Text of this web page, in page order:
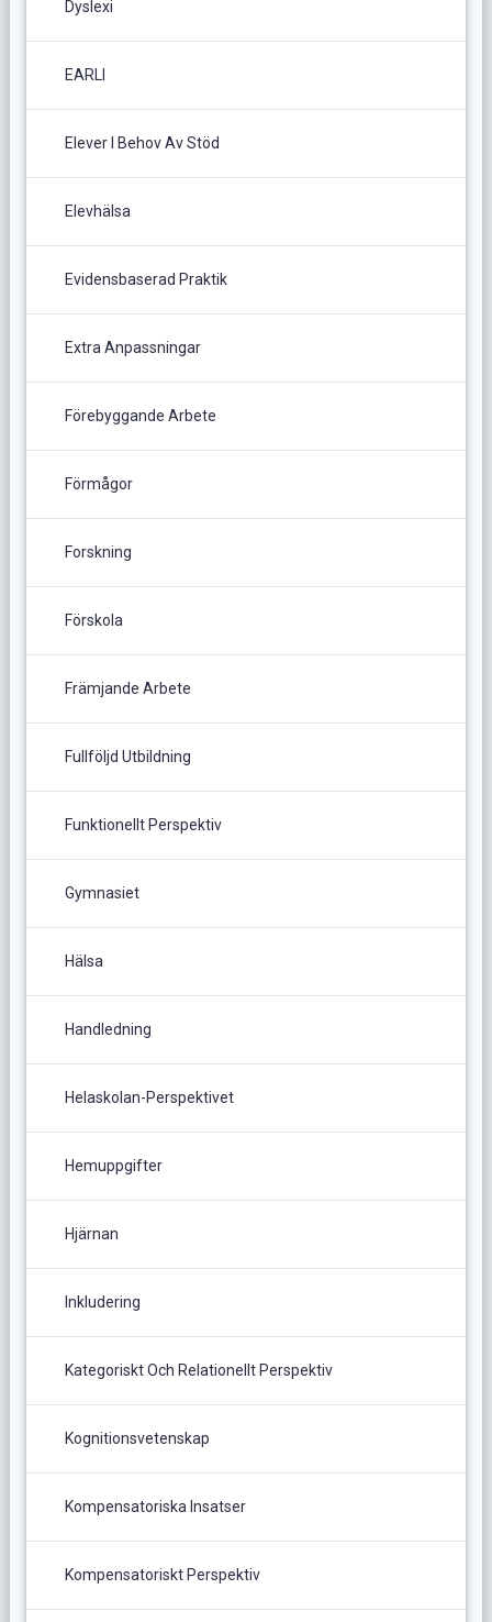
Dyslexi
EARLI
Elever I Behov Av Stöd
Elevhälsa
Evidensbaserad Praktik
Extra Anpassningar
Förebyggande Arbete
Förmågor
Forskning
Förskola
Främjande Arbete
Fullföljd Utbildning
Funktionellt Perspektiv
Gymnasiet
Hälsa
Handledning
Helaskolan-Perspektivet
Hemuppgifter
Hjärnan
Inkludering
Kategoriskt Och Relationellt Perspektiv
Kognitionsvetenskap
Kompensatoriska Insatser
Kompensatoriskt Perspektiv